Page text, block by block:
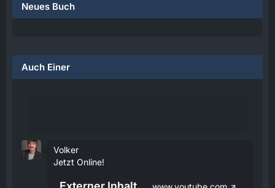
Neues Buch
Auch Einer
Volker
Jetzt Online!